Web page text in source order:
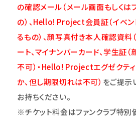
の確認メール（メール画面もしくは
の）、Hello! Project会員証（イベ
るもの）、顔写真付き本人確認資料
ート、マイナンバーカード、学生証
不可）・Hello! Projectエグゼクテ
か、但し期限切れは不可） をご提示
お持ちください。
※チケット料金はファンクラブ特別